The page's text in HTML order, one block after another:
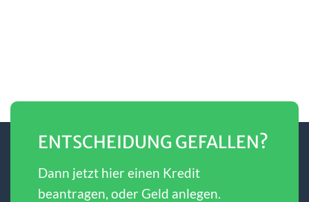
ENTSCHEIDUNG GEFALLEN?
Dann jetzt hier einen Kredit
beantragen, oder Geld anlegen.